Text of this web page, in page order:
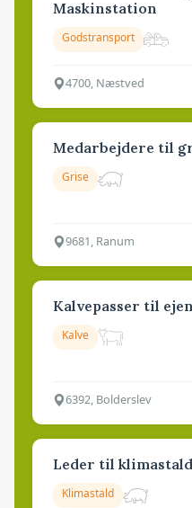
Maskinstation
Godstransport
4700, Næstved
Medarbejdere til
Grise
9681, Ranum
Kalvepasser til
Kalve
6392, Bolderslev
Leder til klimastald
Klimastald